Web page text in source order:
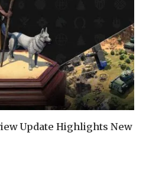
Update Highlights New